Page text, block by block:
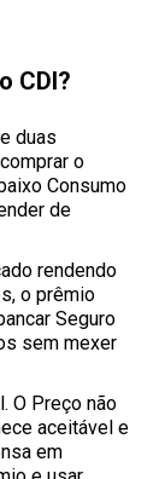
CDI?
duas
o
Consumo
de
rendendo
o prêmio
Seguro
sem mexer
O Preço não
aceitável e
em